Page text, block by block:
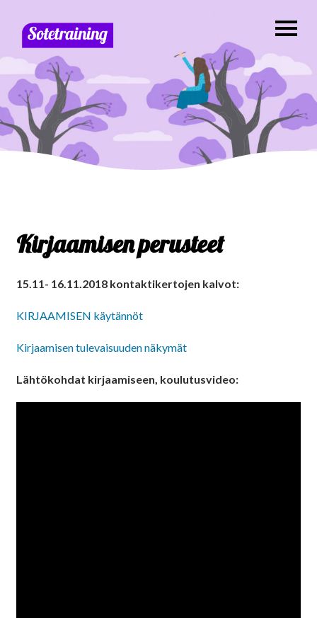
Kirjaamisen perusteet
15.11- 16.11.2018 kontaktikertojen kalvot:
KIRJAAMISEN käytännöt
Kirjaamisen tulevaisuuden näkymät
Lähtökohdat kirjaamiseen, koulutusvideo: